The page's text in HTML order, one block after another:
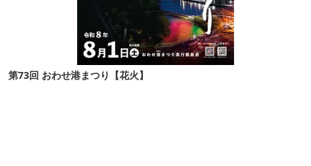
第73回 おわせ港まつり【花火】